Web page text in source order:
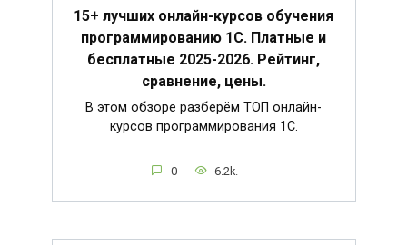
15+ лучших онлайн-курсов обучения
программированию 1С. Платные и
бесплатные 2025-2026. Рейтинг,
сравнение, цены.
В этом обзоре разберём ТОП онлайн-
курсов программирования 1С.
0 6.2k.